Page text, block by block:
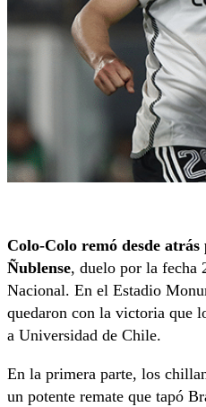
Colo-Colo remó desde
Ñublense, duelo por la fecha
Nacional. En el Estadio
quedaron con la victoria que
a Universidad de Chile.
En la primera parte, los
un potente remate que tapó